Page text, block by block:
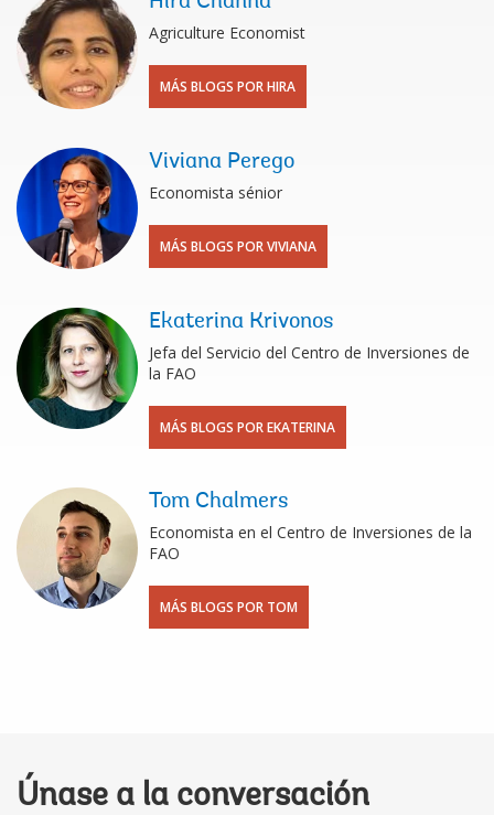
Agriculture Economist
MÁS BLOGS POR HIRA
Viviana Perego
Economista sénior
MÁS BLOGS POR VIVIANA
Ekaterina Krivonos
Jefa del Servicio del Centro de Inversiones de
la FAO
MÁS BLOGS POR EKATERINA
Tom Chalmers
Economista en el Centro de Inversiones de la
FAO
MÁS BLOGS POR TOM
Únase a la conversación